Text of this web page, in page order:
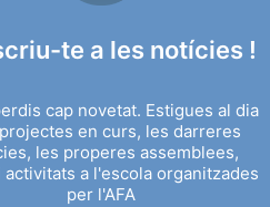
te a les notícies !
cap novetat. Estigues al dia
en curs, les darreres
les properes assemblees,
a l'escola organitzades
per l'AFA